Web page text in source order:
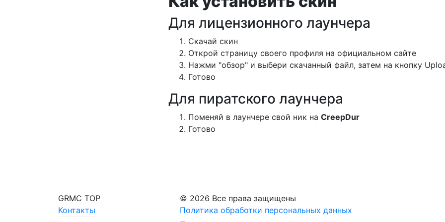
Для лицензионного лаунчера
Cкачай скин
Открой страницу своего профиля на официальном сайте
Нажми "обзор" и выбери скачанный файл, затем на кнопку
Готово
Для пиратского лаунчера
Поменяй в лаунчере свой ник на CreepDur
Готово
GRMC TOP
Контакты
© 2026 Все права защищены
Политика обработки персональных данных